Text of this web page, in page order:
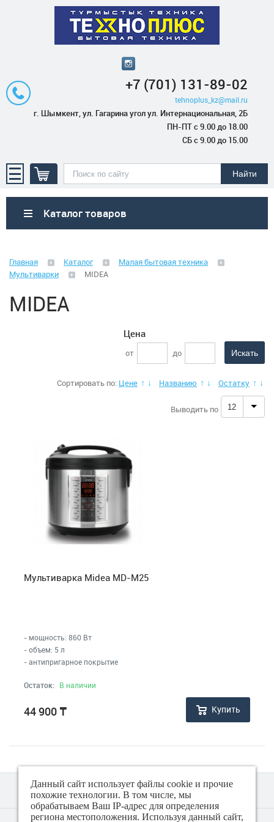
+7 (701) 131-89-02
tehnoplus_kz@mail.ru
г. Шымкент, ул. Гагарина угол ул. Интернациональная, 2Б
ПН-ПТ с 9.00 до 18.00
СБ с 9.00 до 15.00
Каталог товаров
Климатическая техника
Малая бытовая техника
Гладильные системы, доски
Йогуртницы
Ирригаторы
Контейнеры
Кухонные инструменты
Машинки для стрижки, триммеры
Миксеры, блендеры, измельчители (чопперы)
Главная Каталог
Малая бытовая техника
Мультиварки
MIDEA
MIDEA
Цена
от до
Сортировать по: Цене ↑ ↓ Названию ↑ ↓ Остатку ↑ ↓
Выводить по 12
Мультиварка Midea MD-M25
- мощность: 860 Вт
- объем: 5 л
- антипригарное покрытие
Остаток: В наличии
44 900 ₸ Купить
Данный сайт использует файлы cookie и прочие
похожие технологии. В том числе, мы
обрабатываем Ваш IP-адрес для определения
региона местоположения. Используя данный сайт,